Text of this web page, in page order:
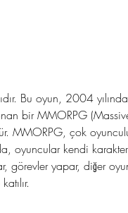
Bu oyun, 2004
bir MMORPG
MMORPG, çok
oyuncular kendi
görevler yapar, diğer